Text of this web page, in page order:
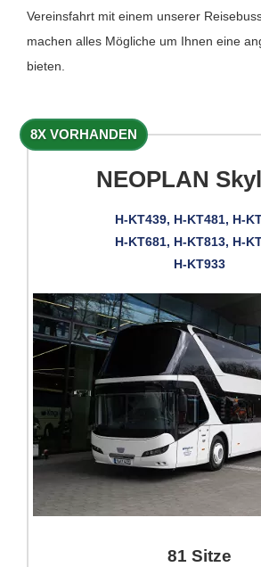
Vereinsfahrt mit einem unserer
machen alles Mögliche um Ihnen eine
bieten.
8X VORHANDEN
NEOPLAN
H-KT439, H-KT481, H-
H-KT681, H-KT813, H-
H-KT933
81 Sitze